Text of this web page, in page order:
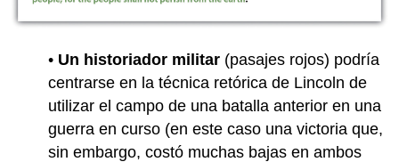
• Un historiador militar (pasajes rojos) podría
centrarse en la técnica retórica de Lincoln de
utilizar el campo de una batalla anterior en una
guerra en curso (en este caso una victoria que,
sin embargo, costó muchas bajas en ambos